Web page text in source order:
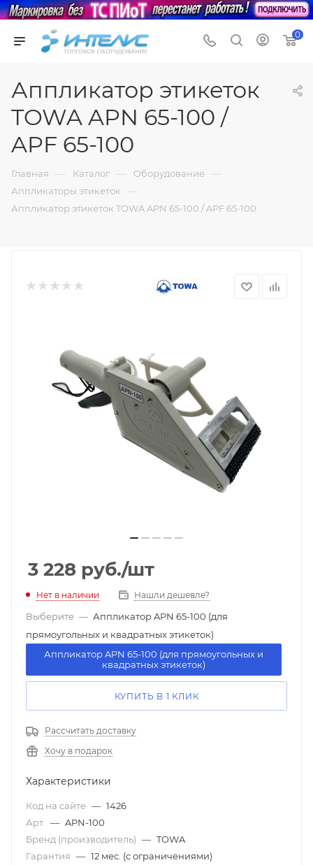
0
Аппликатор этикеток
TOWA APN 65-100 /
APF 65-100
Главная — Каталог — Оборудование —
Аппликаторы этикеток —
Аппликатор этикеток TOWA APN 65-100 / APF 65-100
3 228 руб./шт
Нет в наличии Нашли дешевле?
Выберите — Аппликатор APN 65-100 (для
прямоугольных и квадратных этикеток)
Аппликатор APN 65-100 (для прямоугольных и
квадратных этикеток)
КУПИТЬ В 1 КЛИК
Рассчитать доставку
Хочу в подарок
Характеристики
Код на сайте — 1426
Арт. — APN-100
Бренд (производитель) — TOWA
Гарантия — 12 мес. (с ограничениями)